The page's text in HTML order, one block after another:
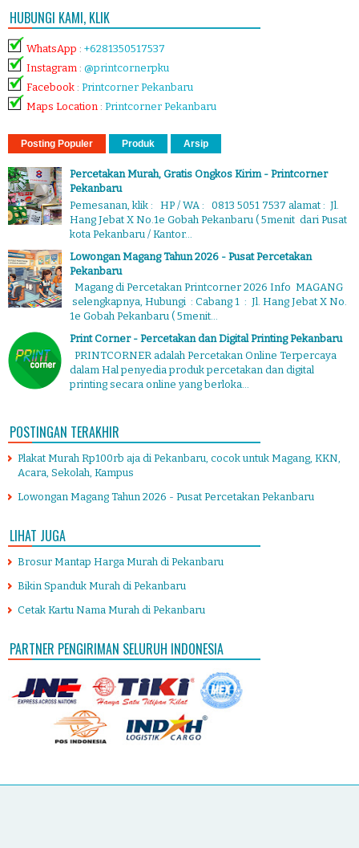
HUBUNGI KAMI, KLIK
WhatsApp : +6281350517537
Instagram : @printcornerpku
Facebook : Printcorner Pekanbaru
Maps Location : Printcorner Pekanbaru
Posting Populer Produk Arsip
Percetakan Murah, Gratis Ongkos Kirim - Printcorner
Pekanbaru
Pemesanan, klik : HP / WA : 0813 5051 7537 alamat : Jl.
Hang Jebat X No.1e Gobah Pekanbaru ( 5menit dari Pusat
kota Pekanbaru / Kantor...
Lowongan Magang Tahun 2026 - Pusat Percetakan
Pekanbaru
Magang di Percetakan Printcorner 2026 Info MAGANG
selengkapnya, Hubungi : Cabang 1 : Jl. Hang Jebat X No.
1e Gobah Pekanbaru ( 5menit...
Print Corner - Percetakan dan Digital Printing Pekanbaru
PRINTCORNER adalah Percetakan Online Terpercaya
dalam Hal penyedia produk percetakan dan digital
printing secara online yang berloka...
POSTINGAN TERAKHIR
Plakat Murah Rp100rb aja di Pekanbaru, cocok untuk Magang, KKN,
Acara, Sekolah, Kampus
Lowongan Magang Tahun 2026 - Pusat Percetakan Pekanbaru
LIHAT JUGA
Brosur Mantap Harga Murah di Pekanbaru
Bikin Spanduk Murah di Pekanbaru
Cetak Kartu Nama Murah di Pekanbaru
PARTNER PENGIRIMAN SELURUH INDONESIA